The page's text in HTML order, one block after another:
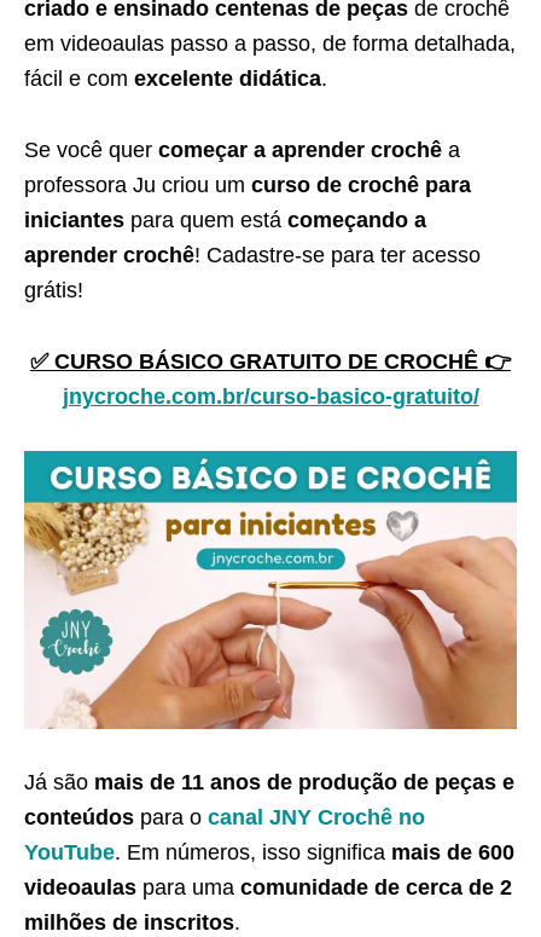
criado e ensinado centenas de peças de crochê
em videoaulas passo a passo, de forma detalhada,
fácil e com excelente didática.
Se você quer começar a aprender crochê a
professora Ju criou um curso de crochê para
iniciantes para quem está começando a
aprender crochê! Cadastre-se para ter acesso
grátis!
✅ CURSO BÁSICO GRATUITO DE CROCHÊ 👉
jnycroche.com.br/curso-basico-gratuito/
Já são mais de 11 anos de produção de peças e
conteúdos para o canal JNY Crochê no
YouTube. Em números, isso significa mais de 600
videoaulas para uma comunidade de cerca de 2
milhões de inscritos.